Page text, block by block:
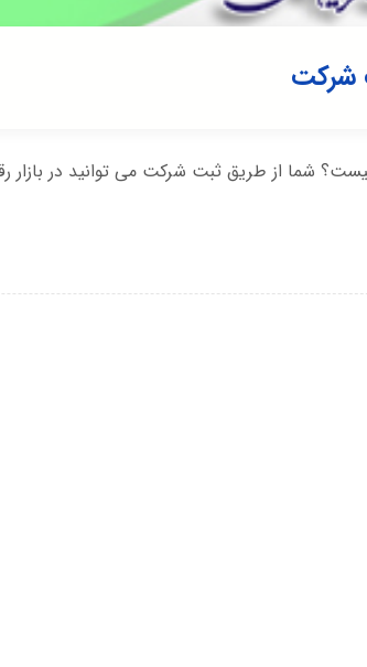
شرکت
شما از طریق ثبت شرکت می توانید در بازار